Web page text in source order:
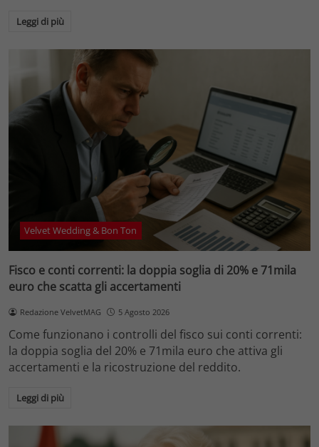
Leggi di più
Velvet Wedding & Bon Ton
Fisco e conti correnti: la doppia soglia di 20% e 71mila
euro che scatta gli accertamenti
Redazione VelvetMAG 5 Agosto 2026
Come funzionano i controlli del fisco sui conti correnti:
la doppia soglia del 20% e 71mila euro che attiva gli
accertamenti e la ricostruzione del reddito.
Leggi di più